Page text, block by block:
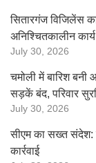
सितारगंज विजिलेंस
अनिश्चितकालीन कार्य
July 30, 2026
चमोली में बारिश
सड़कें बंद, परिवार
July 30, 2026
सीएम का सख्त संदेश:
कार्रवाई